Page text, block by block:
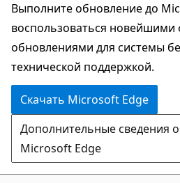
основному
содержимому
Выполните обновление до
воспользоваться новейшими
обновлениями для системы
технической поддержкой.
Скачать Microsoft Edge
Дополнительные сведения
Microsoft Edge